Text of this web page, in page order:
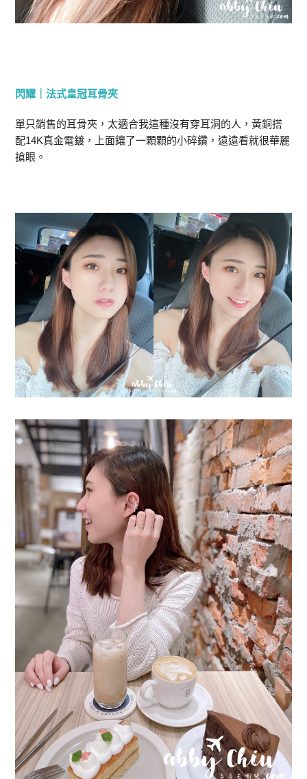
閃耀｜法式皇冠耳骨夾
單只銷售的耳骨夾，太適合我這種沒有穿耳洞的人，黃銅搭
配14K真金電鍍，上面鑲了一顆顆的小碎鑽，遠遠看就很華麗
搶眼。